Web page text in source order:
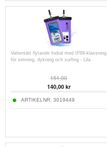
Vattentätt flytande fodral med IP68-klassning
för simning, dykning och surfing - Lila
151,00
140,00kr
ARTIKELNR: 3019449